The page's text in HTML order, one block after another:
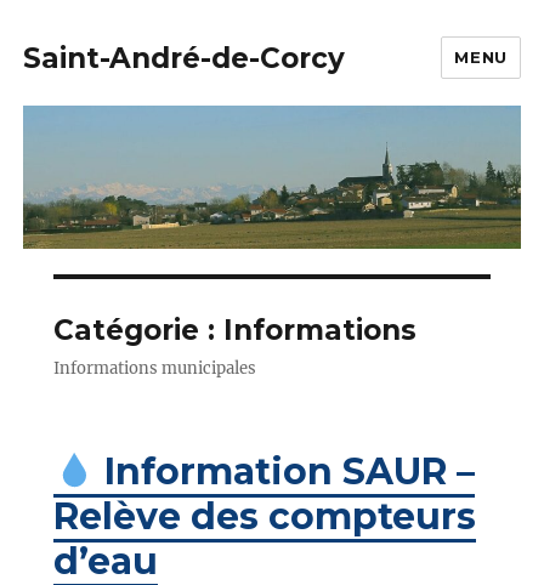
Saint-André-de-Corcy MENU
Catégorie : Informations
Informations municipales
Information SAUR –
Relève des compteurs
d’eau